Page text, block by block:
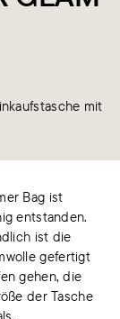
mit
Bag ist
entstanden.
ist die
gefertigt
gehen, die
der Tasche